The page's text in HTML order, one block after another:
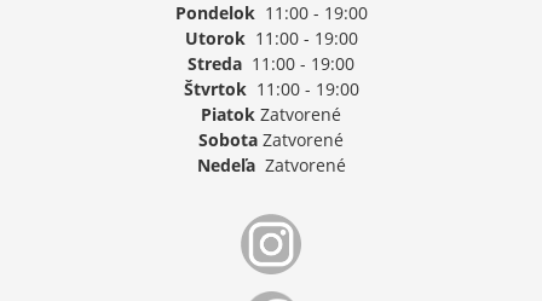
Pondelok11:00 - 19:00
Utorok11:00 - 19:00
Streda 11:00 - 19:00
Štvrtok11:00 - 19:00
Piatok Zatvorené
Sobota Zatvorené
NedeľaZatvorené